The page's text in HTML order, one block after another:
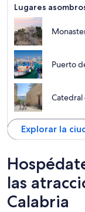
Lugares
Puerto
Explorar la
las
Calabria